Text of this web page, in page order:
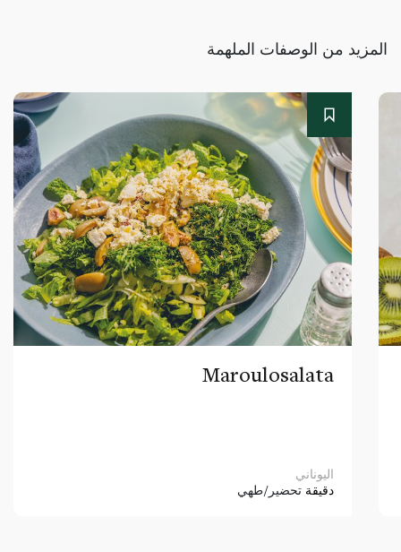
المزيد من الوصفات الملهمة
Maroulosalata
اليوناني
دقيقة تحضير/طهي